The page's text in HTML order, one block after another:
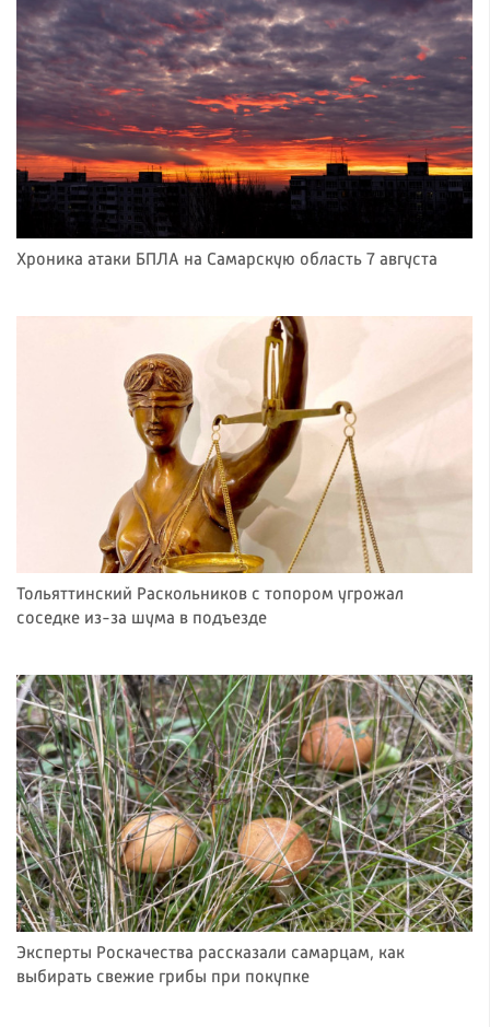
Хроника атаки БПЛА на Самарскую область 7 августа
Тольяттинский Раскольников с топором угрожал
соседке из-за шума в подъезде
Эксперты Роскачества рассказали самарцам, как
выбирать свежие грибы при покупке